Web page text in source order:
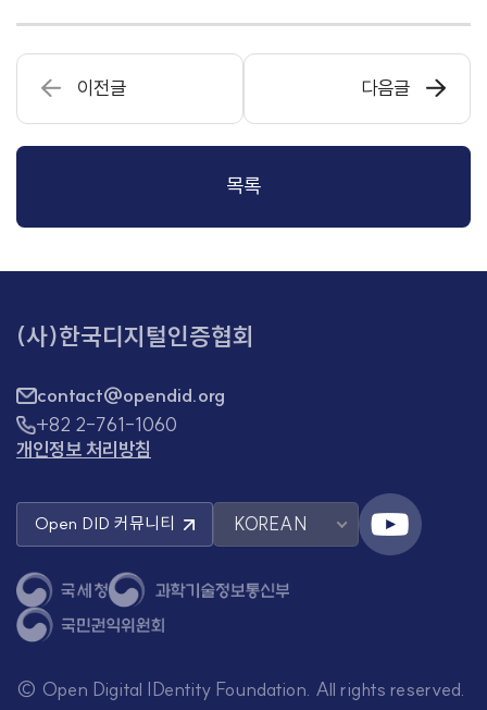
이전글 다음글
목록
(사)한국디지털인증협회
contact@opendid.org
+82 2-761-1060
개인정보 처리방침
© Open Digital IDentity Foundation. All rights reserved.
Open DID 커뮤니티 KOREAN